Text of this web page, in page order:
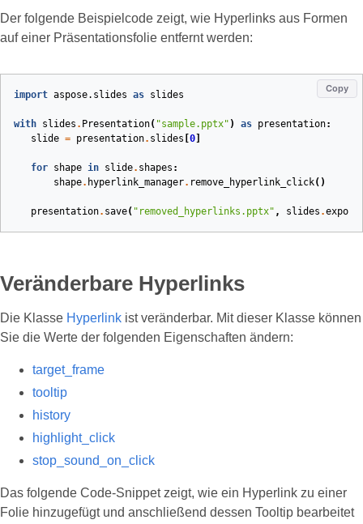
Der folgende Beispielcode zeigt, wie Hyperlinks aus Formen
auf einer Präsentationsfolie entfernt werden:
Copy
import aspose.slides as slides
with slides . Presentation( "sample.pptx" ) as presentation:
slide = presentation. slides 0
for shape in slide. shapes :
shape. hyperlink_manager. remove_hyperlink_click()
presentation. save( "removed_hyperlinks.pptx" , slides .export
Veränderbare Hyperlinks
Die Klasse Hyperlink ist veränderbar. Mit dieser Klasse können
Sie die Werte der folgenden Eigenschaften ändern:
target_frame
tooltip
history
highlight_click
stop_sound_on_click
Das folgende Code‑Snippet zeigt, wie ein Hyperlink zu einer
Folie hinzugefügt und anschließend dessen Tooltip bearbeitet